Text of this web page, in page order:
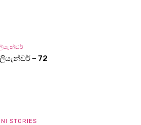
– 72
STORIES